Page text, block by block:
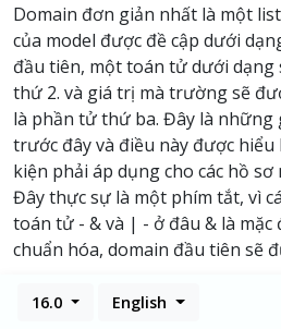
16.0 English
Domain đơn giản nhất là một
của model được đề cập dưới
đầu tiên, một toán tử dưới
thứ 2. và giá trị mà trường sẽ
là phần tử thứ ba. Đây là những
trước đây và điều này được hiểu
kiện phải áp dụng cho các hồ sơ
Đây thực sự là một phím tắt, vì
toán tử - & và | - ở đâu & là mặc
chuẩn hóa, domain đầu tiên sẽ
['&' , , ('type'